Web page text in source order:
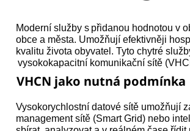
Moderní služby s přidanou hodnotou v
obce a města. Umožňují efektivněji
kvalitu života obyvatel. Tyto chytré
vysokokapacitní komunikační sítě
VHCN jako nutná podmínka
Vysokorychlostní datové sítě umožňují
management sítě (Smart Grid) nebo